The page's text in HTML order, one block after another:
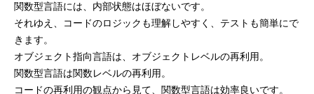
関数型言語には、内部状態はほぼないです。
それゆえ、コードのロジックも理解しやすく、テストも簡単にで
きます。
オブジェクト指向言語は、オブジェクトレベルの再利用。
関数型言語は関数レベルの再利用。
コードの再利用の観点から見て、関数型言語は効率良いです。